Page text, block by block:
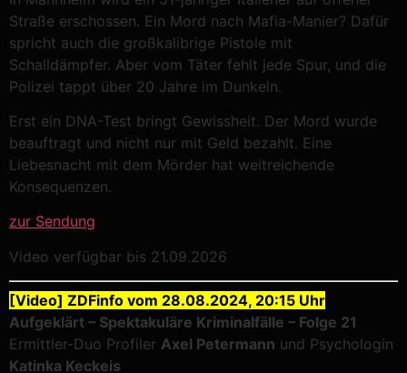
Straße erschossen. Ein Mord nach Mafia-Manier? Dafür
spricht auch die großkalibrige Pistole mit
Schalldämpfer. Aber vom Täter fehlt jede Spur, und die
Polizei tappt über 20 Jahre im Dunkeln.
Erst ein DNA-Test bringt Gewissheit. Der Mord wurde
beauftragt und nicht nur mit Geld bezahlt. Eine
Liebesnacht mit dem Mörder hat weitreichende
Konsequenzen.
zur Sendung
Video verfügbar bis 21.09.2026
[Video] ZDFinfo vom 28.08.2024, 20:15 Uhr
Aufgeklärt – Spektakuläre Kriminalfälle – Folge 21
Ermittler-Duo Profiler Axel Petermann und Psychologin
Katinka Keckeis